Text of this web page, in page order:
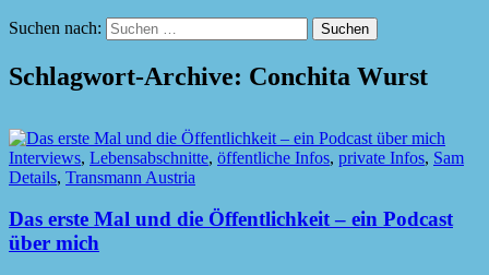
Suchen nach:
Schlagwort-Archive: Conchita Wurst
Interviews, Lebensabschnitte, öffentliche Infos, private Infos, Sam
Details, Transmann Austria
Das erste Mal und die Öffentlichkeit – ein Podcast
über mich